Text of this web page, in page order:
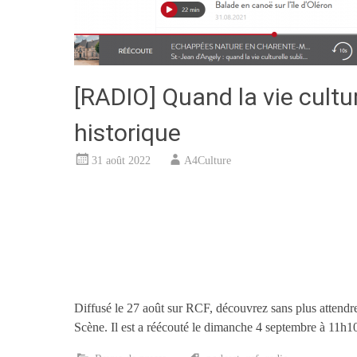
[RADIO] Quand la vie
historique
31 août 2022 A4Culture
Diffusé le 27 août sur RCF, découvrez sans plus
Scène. Il est a réécouté le dimanche 4 septembre à